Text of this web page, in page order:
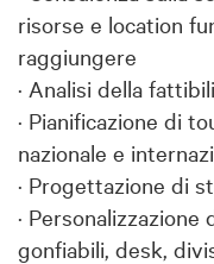
risorse e location
raggiungere
· Analisi della
· Pianificazione di
nazionale e
· Progettazione di
·
gonfiabili, desk,